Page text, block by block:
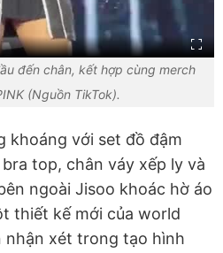
đến chân, kết hợp cùng merch
(Nguồn TikTok).
khoáng với set đồ đậm
top, chân váy xếp ly và
ngoài Jisoo khoác hờ áo
thiết kế mới của world
nhận xét trong tạo hình